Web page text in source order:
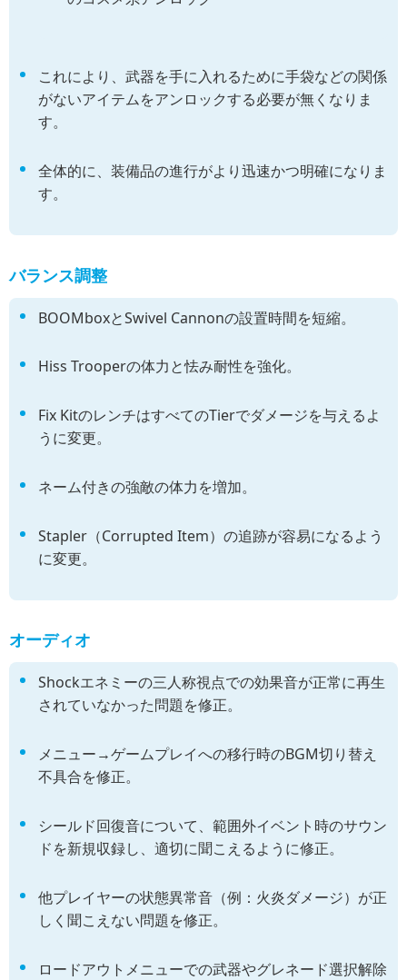
これにより、武器を手に入れるために手袋などの関係
がないアイテムをアンロックする必要が無くなりま
す。
全体的に、装備品の進行がより迅速かつ明確になりま
す。
バランス調整
BOOMboxとSwivel Cannonの設置時間を短縮。
Hiss Trooperの体力と怯み耐性を強化。
Fix KitのレンチはすべてのTierでダメージを与えるよ
うに変更。
ネーム付きの強敵の体力を増加。
Stapler（Corrupted Item）の追跡が容易になるよう
に変更。
オーディオ
Shockエネミーの三人称視点での効果音が正常に再生
されていなかった問題を修正。
メニュー→ゲームプレイへの移行時のBGM切り替え
不具合を修正。
シールド回復音について、範囲外イベント時のサウン
ドを新規収録し、適切に聞こえるように修正。
他プレイヤーの状態異常音（例：火炎ダメージ）が正
しく聞こえない問題を修正。
ロードアウトメニューでの武器やグレネード選択解除